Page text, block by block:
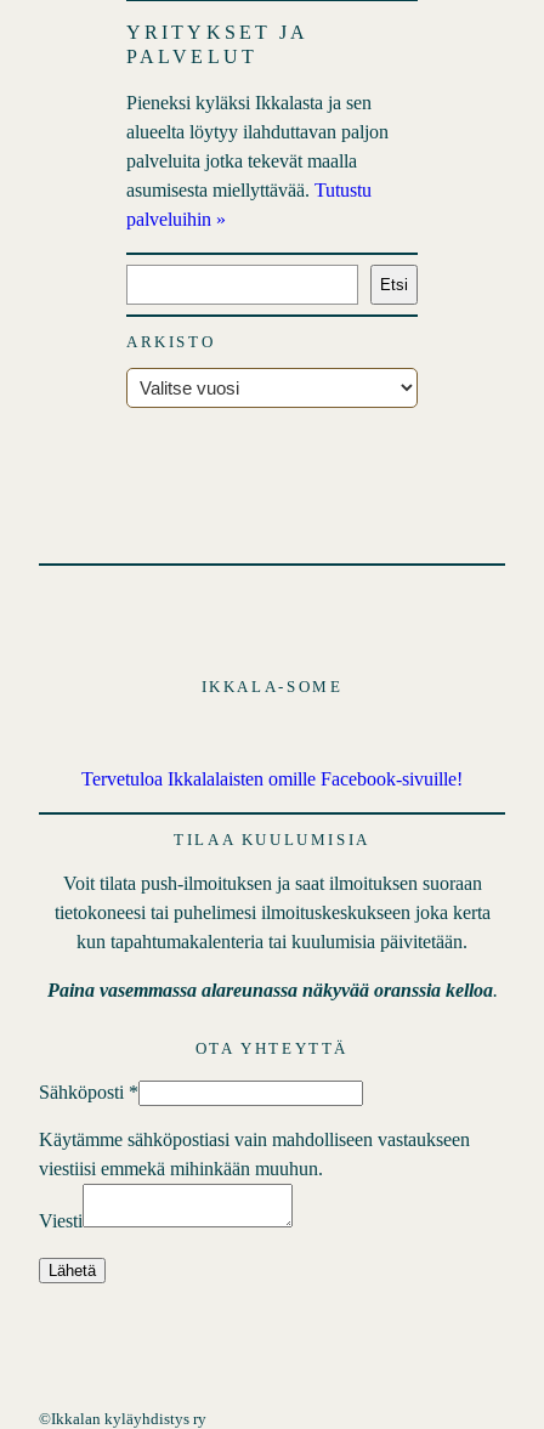
YRITYKSET JA
PALVELUT
Pieneksi kyläksi Ikkalasta ja sen
alueelta löytyy ilahduttavan paljon
palveluita jotka tekevät maalla
asumisesta miellyttävää. Tutustu
palveluihin »
t
s
i
Etsi
ARKISTO
r
IKKALA-SOME
Tervetuloa Ikkalalaisten omille Facebook-sivuille!
TILAA KUULUMISIA
Voit tilata push-ilmoituksen ja saat ilmoituksen suoraan
tietokoneesi tai puhelimesi ilmoituskeskukseen joka kerta
kun tapahtumakalenteria tai kuulumisia päivitetään.
Paina vasemmassa alareunassa näkyvää oranssia kelloa.
OTA YHTEYTTÄ
Sähköposti *
Käytämme sähköpostiasi vain mahdolliseen vastaukseen
viestiisi emmekä mihinkään muuhun.
Viesti
Lähetä
©Ikkalan kyläyhdistys ry